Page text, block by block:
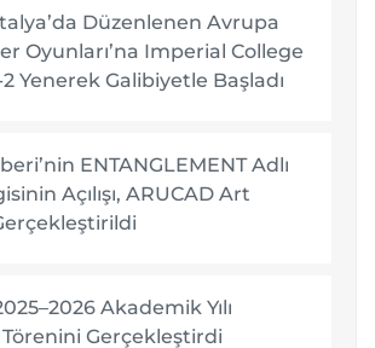
Düzenlenen Avrupa
Oyunları’na Imperial College
2 Yenerek Galibiyetle Başladı
ENTANGLEMENT Adlı
Açılışı, ARUCAD Art
Akademik Yılı
Gerçekleştirdi